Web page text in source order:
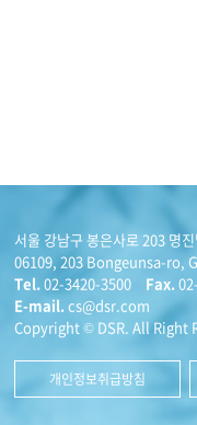
서울 강남구 봉은사로 203 명
06109, 203 Bongeunsa-ro,
Tel.02-3420-3500 Fax.
E-mail.cs@dsr.com
Copyright © DSR. All Right
개인정보취급방침